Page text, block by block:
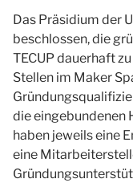
Das Präsidium der
beschlossen, die
TECUP dauerhaft
Stellen im Maker
die eingebundenen
haben jeweils eine
eine